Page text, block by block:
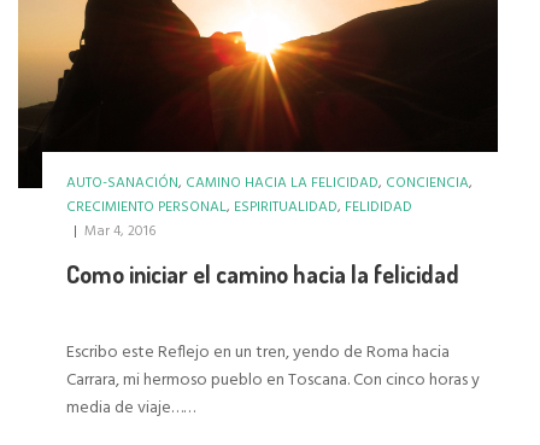
AUTO-SANACIÓN, CAMINO HACIA LA FELICIDAD, CONCIENCIA,
CRECIMIENTO PERSONAL, ESPIRITUALIDAD, FELIDIDAD
| Mar 4, 2016
Como iniciar el camino hacia la felicidad
Escribo este Reflejo en un tren, yendo de Roma hacia
Carrara, mi hermoso pueblo en Toscana. Con cinco horas y
media de viaje……